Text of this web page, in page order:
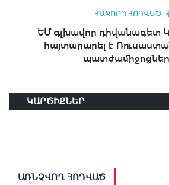
ՀԱՋՈՐԴ ՀՈԴՎԱԾ
ԵՄ գլխավոր դիվանագետ
հայտարարել է
ԿԱՐԾԻՔՆԵՐ
ԱՌՆՉՎՈՂ ՀՈԴՎԱԾ